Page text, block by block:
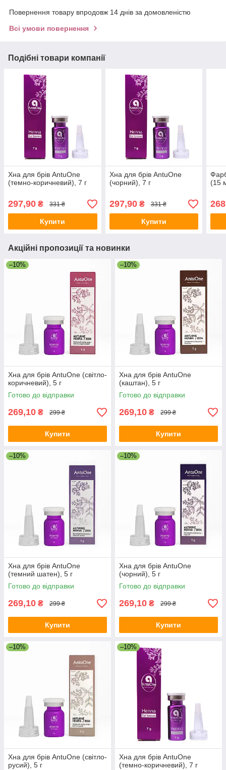
Повернення товару впродовж 14 днів за домовленістю
Всі умови повернення
Подібні товари компанії
Хна для брів AntuOne
(темно-коричневий), 7 г
297,90 ₴ 331 ₴
Купити
Хна для брів AntuOne
(чорний), 7 г
297,90₴ 331 ₴
Купити
(15
Акційні пропозиції та новинки
–10%
Хна для брів AntuOne (світло-
коричневий), 5 г
Готово до відправки
269,10 ₴ 299 ₴
Купити
–10%
Хна для брів AntuOne
(каштан), 5 г
Готово до відправки
269,10 ₴ 299 ₴
Купити
–10%
Хна для брів AntuOne
(темний шатен), 5 г
Готово до відправки
269,10 ₴ 299 ₴
Купити
–10%
Хна для брів AntuOne
(чорний), 5 г
Готово до відправки
269,10 ₴ 299 ₴
Купити
–10%
Хна для брів AntuOne (світло-
русий), 5 г
–10%
Хна для брів AntuOne
(темно-коричневий), 7 г